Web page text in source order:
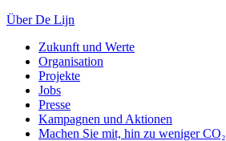
Über De Lijn
Zukunft und Werte
Organisation
Projekte
Jobs
Presse
Kampagnen und Aktionen
Machen Sie mit, hin zu weniger CO₂